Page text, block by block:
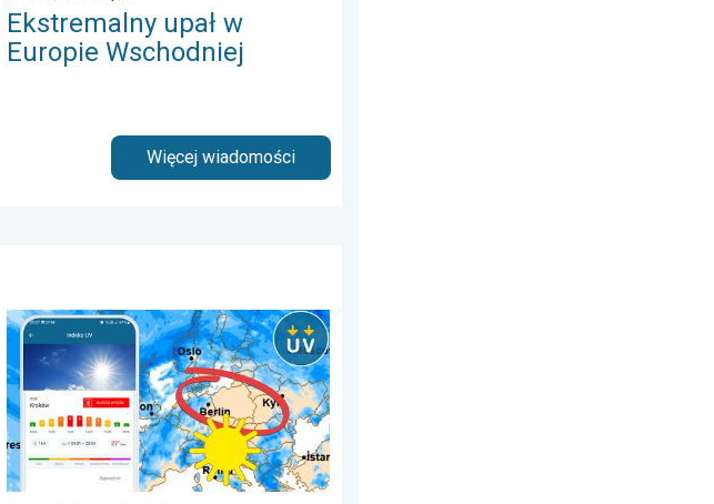
Ekstremalny upał w
Europie Wschodniej
Więcej wiadomości
Efekt punktu rosy. . . poniedziałek, 6 lipca 2026
Brak opadów do końca tygodnia. Chroń się przed słońcem. . . środa, 24 czerwca 2026